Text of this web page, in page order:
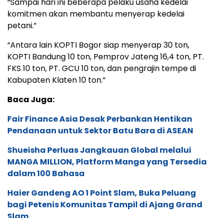
“Sampai hari ini beberapa pelaku usaha kedelai
komitmen akan membantu menyerap kedelai
petani.”
“Antara lain KOPTI Bogor siap menyerap 30 ton,
KOPTI Bandung 10 ton, Pemprov Jateng 16,4 ton, PT.
FKS 10 ton, PT. GCU 10 ton, dan pengrajin tempe di
Kabupaten Klaten 10 ton.”
Baca Juga:
Fair Finance Asia Desak Perbankan Hentikan
Pendanaan untuk Sektor Batu Bara di ASEAN
Shueisha Perluas Jangkauan Global melalui
MANGA MILLION, Platform Manga yang Tersedia
dalam 100 Bahasa
Haier Gandeng AO 1 Point Slam, Buka Peluang
bagi Petenis Komunitas Tampil di Ajang Grand